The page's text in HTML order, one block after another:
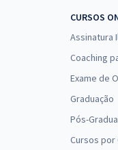
CURSOS
Assinatura
Coaching
Exame de
Graduação
Pós-
Cursos por